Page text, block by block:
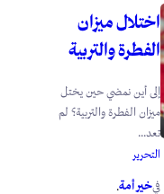
اختلال ميزان
الفطرة والتربية
إلى أين نمضي حين يختل
ميزان الفطرة والتربية؟ لم
تعد...
التحرير
فيخير أمة.